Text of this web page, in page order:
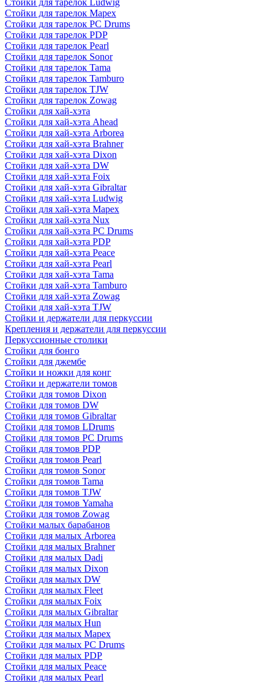
Стойки для тарелок Ludwig
Стойки для тарелок Mapex
Стойки для тарелок PC Drums
Стойки для тарелок PDP
Стойки для тарелок Pearl
Стойки для тарелок Sonor
Стойки для тарелок Tama
Стойки для тарелок Tamburo
Стойки для тарелок TJW
Стойки для тарелок Zowag
Стойки для хай-хэта
Стойки для хай-хэта Ahead
Стойки для хай-хэта Arborea
Стойки для хай-хэта Brahner
Стойки для хай-хэта Dixon
Стойки для хай-хэта DW
Стойки для хай-хэта Foix
Стойки для хай-хэта Gibraltar
Стойки для хай-хэта Ludwig
Стойки для хай-хэта Mapex
Стойки для хай-хэта Nux
Стойки для хай-хэта PC Drums
Стойки для хай-хэта PDP
Стойки для хай-хэта Peace
Стойки для хай-хэта Pearl
Стойки для хай-хэта Tama
Стойки для хай-хэта Tamburo
Стойки для хай-хэта Zowag
Стойки для хай-хэта TJW
Стойки и держатели для перкуссии
Крепления и держатели для перкуссии
Перкуссионные столики
Стойки для бонго
Стойки для джембе
Стойки и ножки для конг
Стойки и держатели томов
Стойки для томов Dixon
Стойки для томов DW
Стойки для томов Gibraltar
Стойки для томов LDrums
Стойки для томов PC Drums
Стойки для томов PDP
Стойки для томов Pearl
Стойки для томов Sonor
Стойки для томов Tama
Стойки для томов TJW
Стойки для томов Yamaha
Стойки для томов Zowag
Стойки малых барабанов
Стойки для малых Arborea
Стойки для малых Brahner
Стойки для малых Dadi
Стойки для малых Dixon
Стойки для малых DW
Стойки для малых Fleet
Стойки для малых Foix
Стойки для малых Gibraltar
Стойки для малых Hun
Стойки для малых Mapex
Стойки для малых PC Drums
Стойки для малых PDP
Стойки для малых Peace
Стойки для малых Pearl